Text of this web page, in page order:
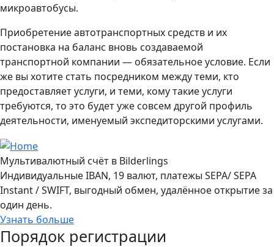
микроавтобусы.
Приобретение автотранспортных средств и их
постановка на баланс вновь создаваемой
транспортной компании — обязательное условие. Если
же вы хотите стать посредником между теми, кто
предоставляет услуги, и теми, кому такие услуги
требуются, то это будет уже совсем другой профиль
деятельности, именуемый экспедиторскими услугами.
Мультивалютный счёт в Bilderlings
Индивидуальные IBAN, 19 валют, платежы SEPA/ SEPA
Instant / SWIFT, выгодный обмен, удалённое открытие за
один день.
Узнать больше
Порядок регистрации